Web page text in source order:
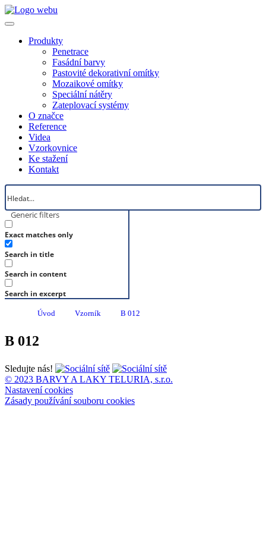
Produkty
Penetrace
Fasádní barvy
Pastovité dekorativní omítky
Mozaikové omítky
Speciální nátěry
Zateplovací systémy
O značce
Reference
Videa
Vzorkovnice
Ke stažení
Kontakt
Generic filters
Exact matches only
Search in title
Search in content
Search in excerpt
Úvod Vzorník B 012
B 012
Sledujte nás!
© 2023 BARVY A LAKY TELURIA, s.r.o.
Nastavení cookies
Zásady používání souboru cookies